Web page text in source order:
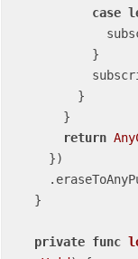
case
return
private func